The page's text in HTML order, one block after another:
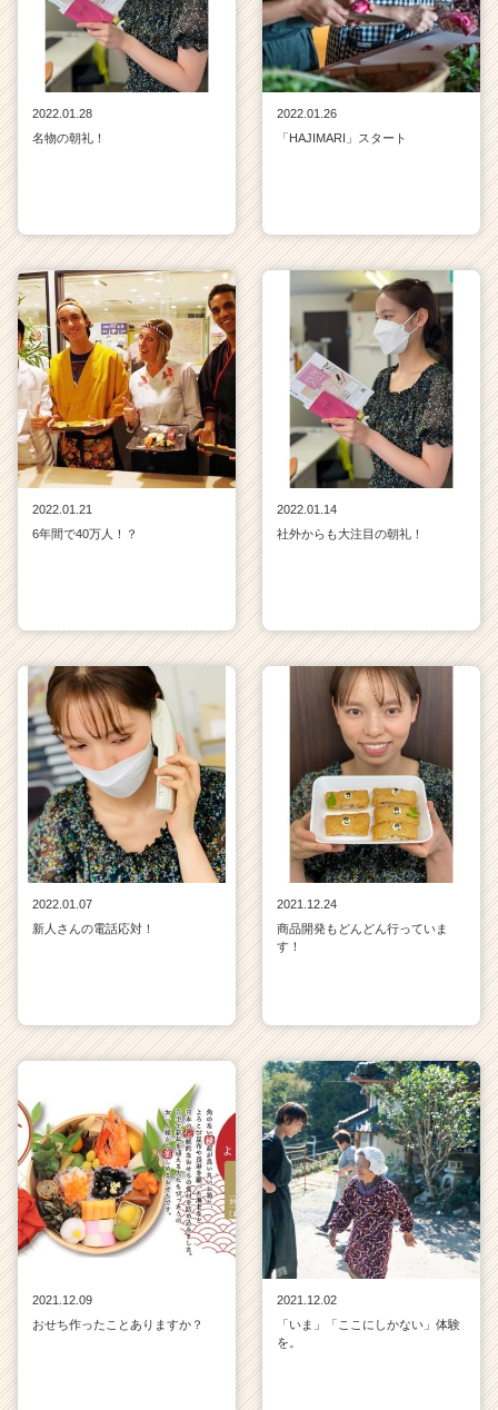
2022.01.28
名物の朝礼！
2022.01.26
「HAJIMARI」スタート
2022.01.21
6年間で40万人！？
2022.01.14
社外からも大注目の朝礼！
2022.01.07
新人さんの電話応対！
2021.12.24
商品開発もどんどん行っていま
す！
2021.12.09
おせち作ったことありますか？
2021.12.02
「いま」「ここにしかない」体験
を。